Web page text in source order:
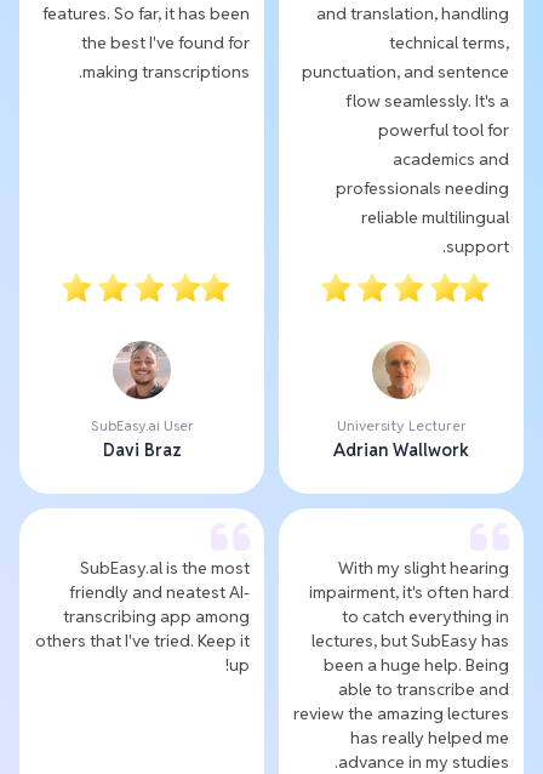
and translation, handling
technical terms,
punctuation, and sentence
flow seamlessly. It's a
powerful tool for
academics and
professionals needing
reliable multilingual
support.
University Lecturer
Adrian Wallwork
features. So far, it has been
the best I've found for
making transcriptions.
SubEasy.ai User
Davi Braz
With my slight hearing
impairment, it's often hard
to catch everything in
lectures, but SubEasy has
been a huge help. Being
able to transcribe and
review the amazing lectures
has really helped me
advance in my studies.
SubEasy.al is the most
friendly and neatest AI-
transcribing app among
others that I've tried. Keep it
up!